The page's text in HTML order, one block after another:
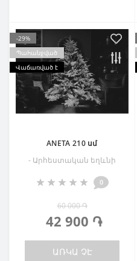
-29%
Պահանջված
Վաճառված է
ANETA 210 սմ
- Արհեստական եղևնի
0
60 000 ֏
42 900 ֏
ԱՌԿԱ ՉԷ